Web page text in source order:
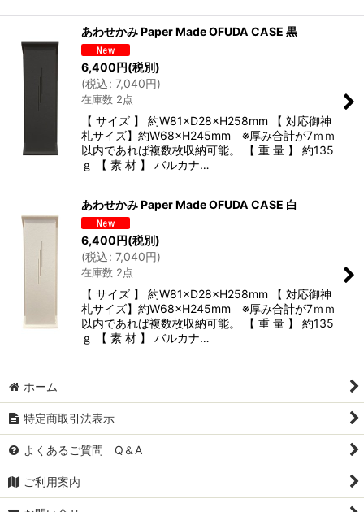
あわせかみ Paper Made OFUDA CASE 黒
6,400円(税別)
(税込: 7,040円)
在庫数 2点
【 サイズ 】 約W81×D28×H258mm 【 対応御神
札サイズ】約W68×H245mm ※厚み合計が7ｍｍ
以内であれば複数枚収納可能。 【 重 量 】 約135
ｇ 【 素 材 】 バルカナ…
あわせかみ Paper Made OFUDA CASE 白
6,400円(税別)
(税込: 7,040円)
在庫数 2点
【 サイズ 】 約W81×D28×H258mm 【 対応御神
札サイズ】約W68×H245mm ※厚み合計が7ｍｍ
以内であれば複数枚収納可能。 【 重 量 】 約135
ｇ 【 素 材 】 バルカナ…
ホーム
特定商取引法表示
よくあるご質問 Q＆A
ご利用案内